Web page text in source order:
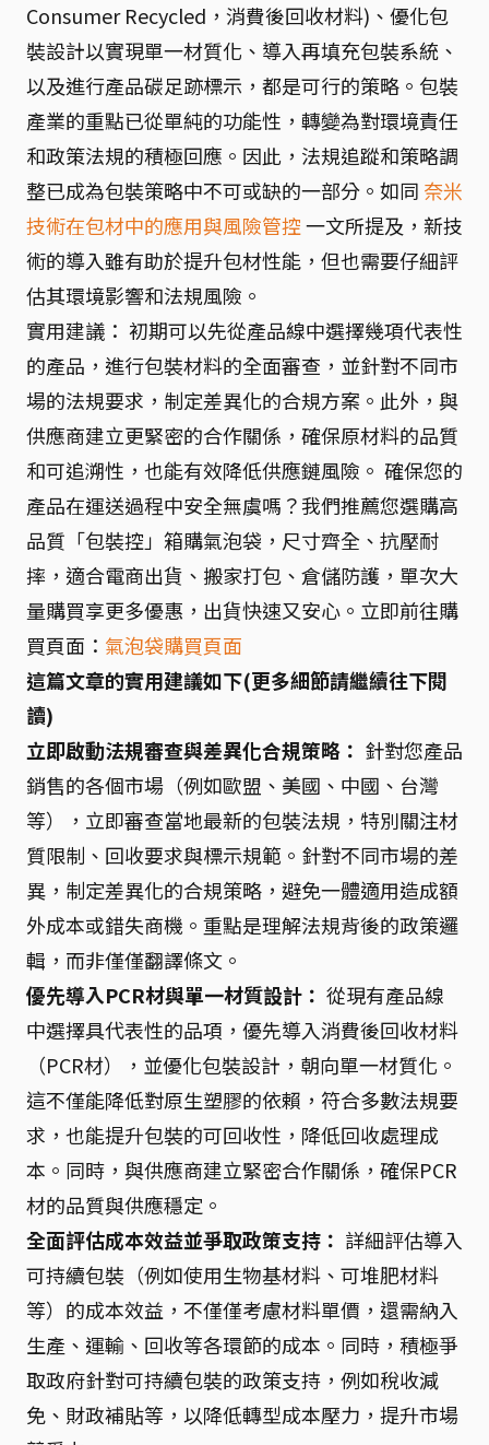
Consumer Recycled，消費後回收材料)、優化包
裝設計以實現單一材質化、導入再填充包裝系統、
以及進行產品碳足跡標示，都是可行的策略。包裝
產業的重點已從單純的功能性，轉變為對環境責任
和政策法規的積極回應。因此，法規追蹤和策略調
整已成為包裝策略中不可或缺的一部分。如同 奈米
技術在包材中的應用與風險管控一文所提及，新技
術的導入雖有助於提升包材性能，但也需要仔細評
估其環境影響和法規風險。
實用建議： 初期可以先從產品線中選擇幾項代表性
的產品，進行包裝材料的全面審查，並針對不同市
場的法規要求，制定差異化的合規方案。此外，與
供應商建立更緊密的合作關係，確保原材料的品質
和可追溯性，也能有效降低供應鏈風險。 確保您的
產品在運送過程中安全無虞嗎？我們推薦您選購高
品質「包裝控」箱購氣泡袋，尺寸齊全、抗壓耐
摔，適合電商出貨、搬家打包、倉儲防護，單次大
量購買享更多優惠，出貨快速又安心。立即前往購
買頁面： 氣泡袋購買頁面
這篇文章的實用建議如下(更多細節請繼續往下閱
讀)
立即啟動法規審查與差異化合規策略： 針對您產品
銷售的各個市場（例如歐盟、美國、中國、台灣
等），立即審查當地最新的包裝法規，特別關注材
質限制、回收要求與標示規範。針對不同市場的差
異，制定差異化的合規策略，避免一體適用造成額
外成本或錯失商機。重點是理解法規背後的政策邏
輯，而非僅僅翻譯條文。
優先導入PCR材與單一材質設計： 從現有產品線
中選擇具代表性的品項，優先導入消費後回收材料
（PCR材），並優化包裝設計，朝向單一材質化。
這不僅能降低對原生塑膠的依賴，符合多數法規要
求，也能提升包裝的可回收性，降低回收處理成
本。同時，與供應商建立緊密合作關係，確保PCR
材的品質與供應穩定。
全面評估成本效益並爭取政策支持： 詳細評估導入
可持續包裝（例如使用生物基材料、可堆肥材料
等）的成本效益，不僅僅考慮材料單價，還需納入
生產、運輸、回收等各環節的成本。同時，積極爭
取政府針對可持續包裝的政策支持，例如稅收減
免、財政補貼等，以降低轉型成本壓力，提升市場